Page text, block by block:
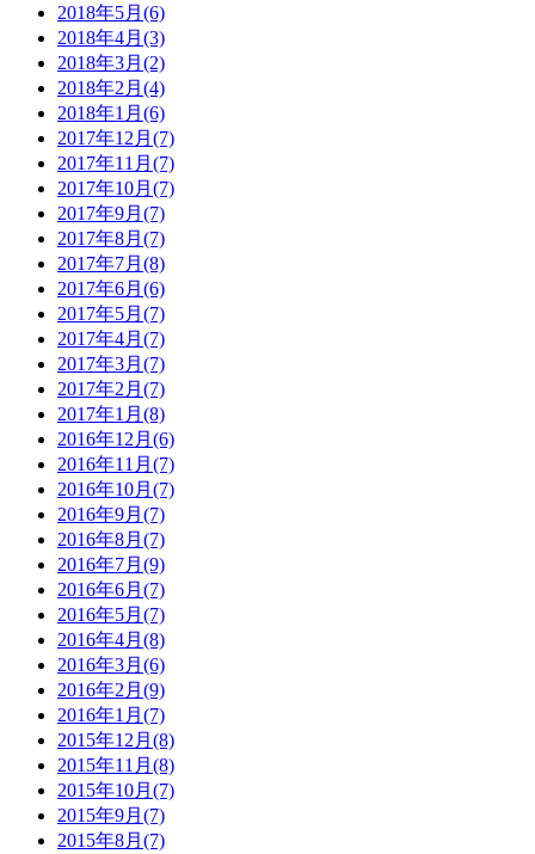
2018年5月(6)
2018年4月(3)
2018年3月(2)
2018年2月(4)
2018年1月(6)
2017年12月(7)
2017年11月(7)
2017年10月(7)
2017年9月(7)
2017年8月(7)
2017年7月(8)
2017年6月(6)
2017年5月(7)
2017年4月(7)
2017年3月(7)
2017年2月(7)
2017年1月(8)
2016年12月(6)
2016年11月(7)
2016年10月(7)
2016年9月(7)
2016年8月(7)
2016年7月(9)
2016年6月(7)
2016年5月(7)
2016年4月(8)
2016年3月(6)
2016年2月(9)
2016年1月(7)
2015年12月(8)
2015年11月(8)
2015年10月(7)
2015年9月(7)
2015年8月(7)